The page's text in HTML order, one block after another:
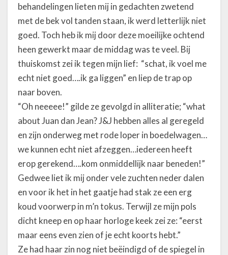
’
a
n
c
p
t
i
n
!
behandelingen lieten mij in gedachten zwetend
met de bek vol tanden staan, ik werd letterlijk niet
goed. Toch heb ik mij door deze moeilijke ochtend
heen gewerkt maar de middag was te veel. Bij
thuiskomst zei ik tegen mijn lief: “schat, ik voel me
echt niet goed….ik ga liggen” en liep de trap op
naar boven.
“Oh neeeee!” gilde ze gevolgd in alliteratie; “what
about Juan dan Jean? J&J hebben alles al geregeld
en zijn onderweg met rode loper in boedelwagen…
we kunnen echt niet afzeggen…iedereen heeft
erop gerekend….kom onmiddellijk naar beneden!”
Gedwee liet ik mij onder vele zuchten neder dalen
en voor ik het in het gaatje had stak ze een erg
koud voorwerp in m’n tokus. Terwijl ze mijn pols
dicht kneep en op haar horloge keek zei ze: “eerst
maar eens even zien of je echt koorts hebt.”
Ze had haar zin nog niet beëindigd of de spiegel in